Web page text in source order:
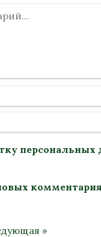
персональных
»